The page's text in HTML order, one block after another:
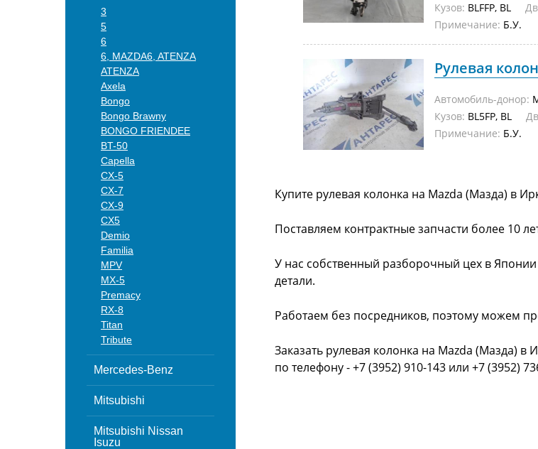
3
5
6
6, MAZDA6, ATENZA
ATENZA
Axela
Bongo
Bongo Brawny
BONGO FRIENDEE
BT-50
Capella
CX-5
CX-7
CX-9
CX5
Demio
Familia
MPV
MX-5
Premacy
RX-8
Titan
Tribute
Mercedes-Benz
Mitsubishi
Mitsubishi Nissan
Isuzu
Кузов: BLFFP, BL
Примечание: Б.У.
Рулевая
Автомобиль-донор:
Кузов: BL5FP, BL
Примечание: Б.У.
Купите рулевая колонка на Mazda (Мазда) в
Поставляем контрактные запчасти более 10
У нас собственный разборочный цех в
детали.
Работаем без посредников, поэтому можем
Заказать рулевая колонка на Mazda (Мазда)
по телефону - +7 (3952) 910-143 или +7 (3952)